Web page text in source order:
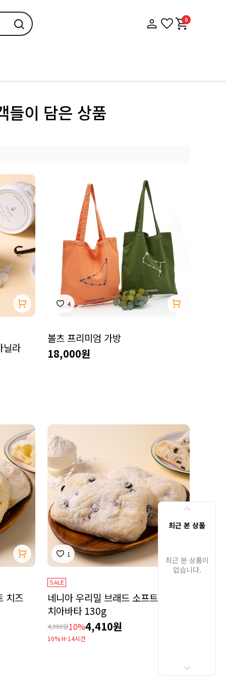
0
들이 담은 상품
닐라
4
볼츠 프리미엄 가방
18,000원
치즈
1
네니아 우리밀 브래드 소프트 올리브
치아바타 130g
4,900원10%4,410원
10% H-14시간
최근 본 상품
최근 본 상품이
없습니다.